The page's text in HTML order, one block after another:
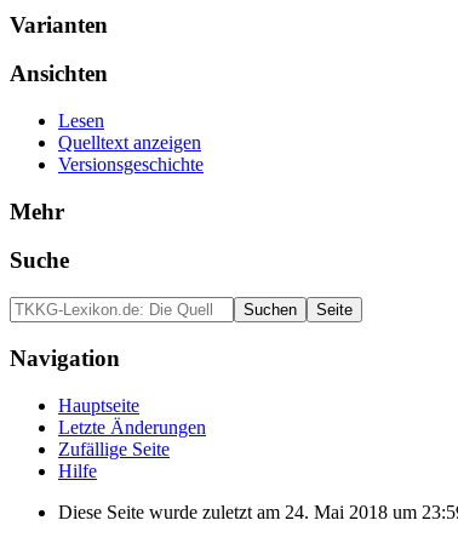
Varianten
Ansichten
Lesen
Quelltext anzeigen
Versionsgeschichte
Mehr
Suche
Navigation
Hauptseite
Letzte Änderungen
Zufällige Seite
Hilfe
Diese Seite wurde zuletzt am 24. Mai 2018 um